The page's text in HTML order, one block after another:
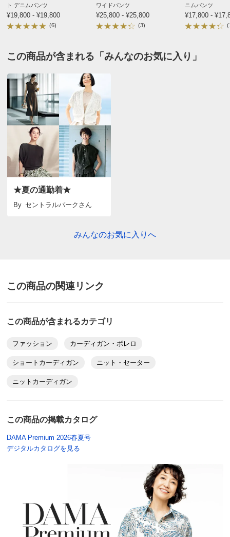
ト デニムパンツ
¥19,800 - ¥19,800
(6)
ワイドパンツ
¥25,800 - ¥25,800
(3)
ニムパンツ
¥17,800 -
この商品が含まれる「みんなのお気に入り」
★夏の通勤着★
By セントラルパーク さん
みんなのお気に入りへ
この商品の関連リンク
この商品が含まれるカテゴリ
ファッション カーディガン・ボレロ
ショートカーディガン ニット・セーター
ニットカーディガン
この商品の掲載カタログ
DAMA Premium 2026春夏号
デジタルカタログを見る